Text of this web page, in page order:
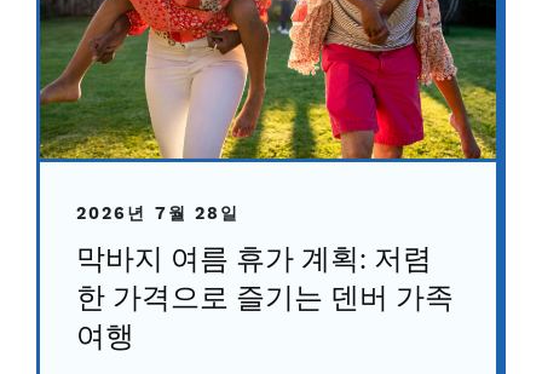
2026년 7월 28일
막바지 여름 휴가 계획: 저렴
한 가격으로 즐기는 덴버 가족
여행